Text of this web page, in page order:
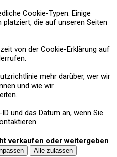
Cookie-Typen. Einige
die auf unseren Seiten
von der Cookie-Erklärung auf
mehr darüber, wer wir
und wie wir
und das Datum an, wenn Sie
verkaufen oder weitergeben
Alle zulassen